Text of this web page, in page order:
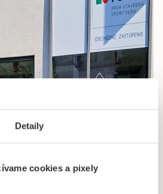
Detaily
cookies a pixely